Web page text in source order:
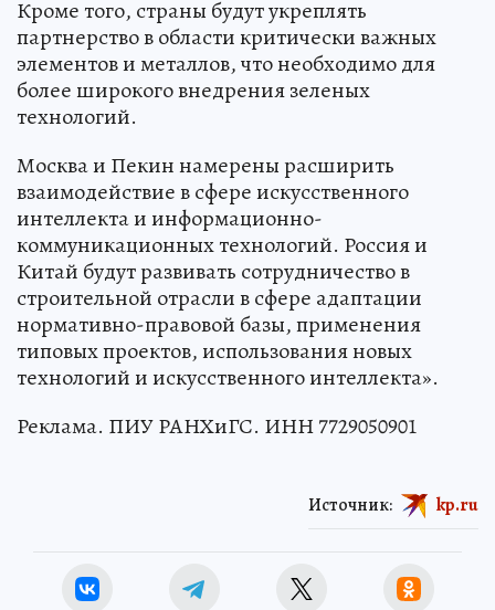
Кроме того, страны будут укреплять
партнерство в области критически важных
элементов и металлов, что необходимо для
более широкого внедрения зеленых
технологий.
Москва и Пекин намерены расширить
взаимодействие в сфере искусственного
интеллекта и информационно-
коммуникационных технологий. Россия и
Китай будут развивать сотрудничество в
строительной отрасли в сфере адаптации
нормативно-правовой базы, применения
типовых проектов, использования новых
технологий и искусственного интеллекта».
Реклама. ПИУ РАНХиГС. ИНН 7729050901
Источник: kp.ru